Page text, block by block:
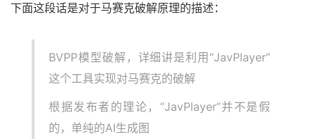
下面这段话是对于马赛克破解原理的描述：
BVPP模型破解，详细讲是利用“JavPlayer”
这个工具实现对马赛克的破解
根据发布者的理论，“JavPlayer”并不是假
的，单纯的AI生成图